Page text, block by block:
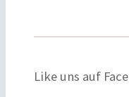
Like uns auf